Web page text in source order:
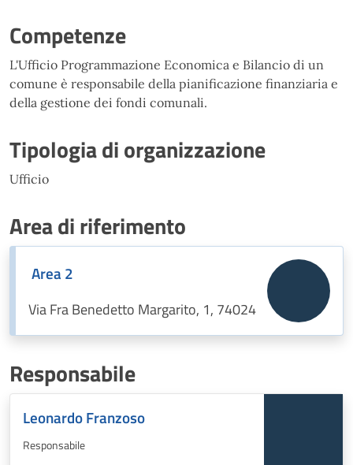
Competenze
L'Ufficio Programmazione Economica e Bilancio di un
comune è responsabile della pianificazione finanziaria e
della gestione dei fondi comunali.
Tipologia di organizzazione
Ufficio
Area di riferimento
Area 2
Via Fra Benedetto Margarito, 1, 74024
Responsabile
Leonardo Franzoso
Responsabile